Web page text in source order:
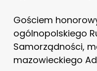
Gościem
ogólnopolskiego
Samorządności,
mazowieckiego